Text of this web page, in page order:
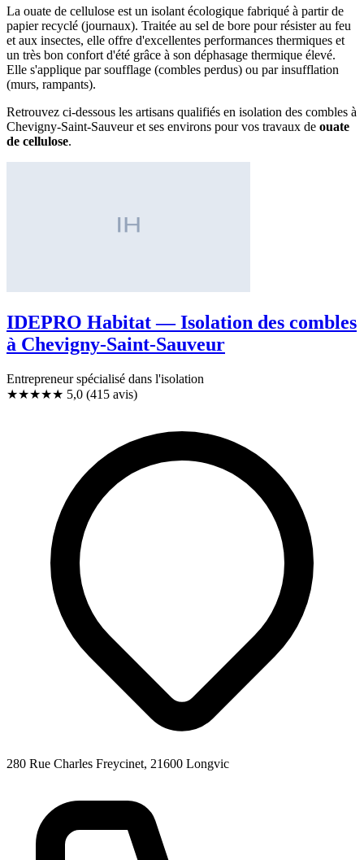
La ouate de cellulose est un isolant écologique fabriqué à partir de
papier recyclé (journaux). Traitée au sel de bore pour résister au feu
et aux insectes, elle offre d'excellentes performances thermiques et
un très bon confort d'été grâce à son déphasage thermique élevé.
Elle s'applique par soufflage (combles perdus) ou par insufflation
(murs, rampants).
Retrouvez ci-dessous les artisans qualifiés en isolation des combles à
Chevigny-Saint-Sauveur et ses environs pour vos travaux de ouate
de cellulose.
IDEPRO Habitat — Isolation des combles
à Chevigny-Saint-Sauveur
Entrepreneur spécialisé dans l'isolation
★★★★★ 5,0 (415 avis)
280 Rue Charles Freycinet, 21600 Longvic